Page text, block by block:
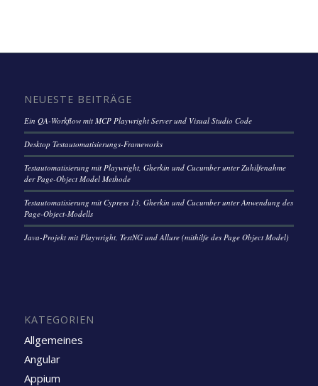
NEUESTE BEITRÄGE
Ein QA-Workflow mit MCP Playwright Server und Visual Studio Code
Desktop Testautomatisierungs-Frameworks
Testautomatisierung mit Playwright, Gherkin und Cucumber unter Zuhilfenahme
der Page-Object Model Methode
Testautomatisierung mit Cypress 13, Gherkin und Cucumber unter Anwendung des
Page-Object-Modells
Java-Projekt mit Playwright, TestNG und Allure (mithilfe des Page Object Model)
KATEGORIEN
Allgemeines
Angular
Appium